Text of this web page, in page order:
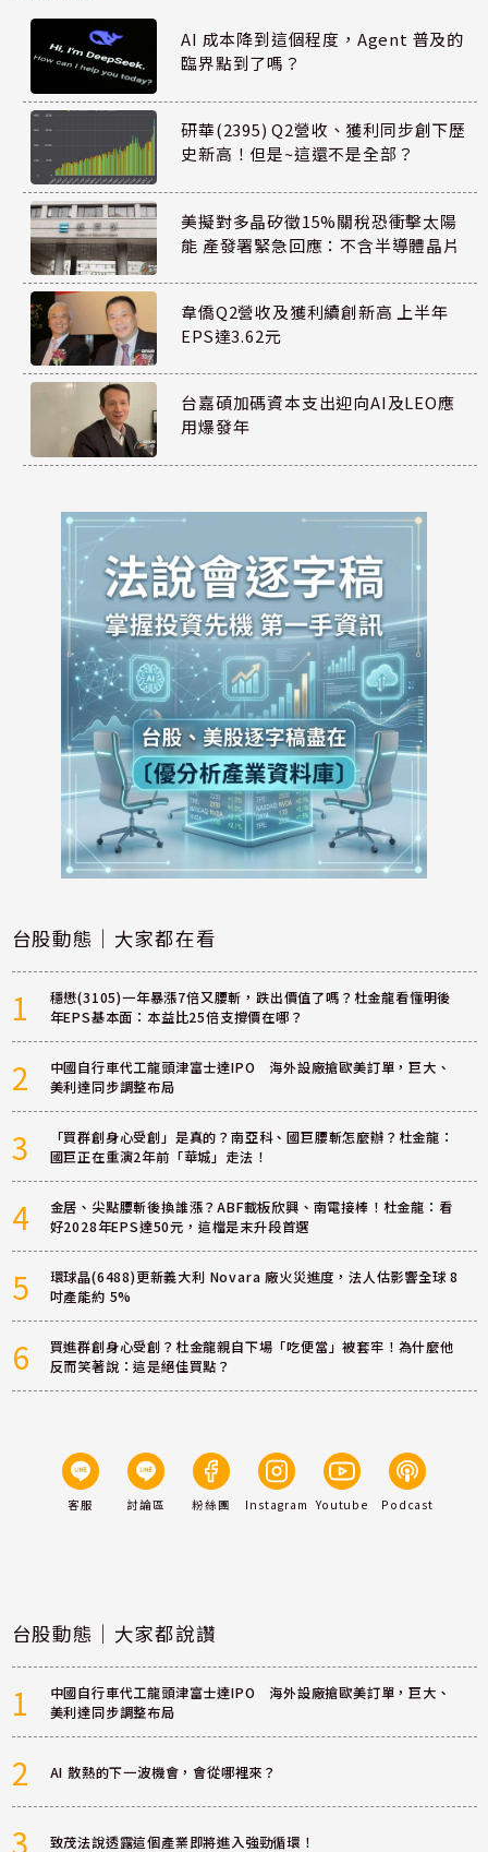
AI 成本降到這個程度，Agent 普及的
臨界點到了嗎？
研華(2395) Q2營收、獲利同步創下歷
史新高！但是~這還不是全部？
美擬對多晶矽徵15%關稅恐衝擊太陽
能 產發署緊急回應：不含半導體晶片
韋僑Q2營收及獲利續創新高 上半年
EPS達3.62元
台嘉碩加碼資本支出迎向AI及LEO應
用爆發年
台股動態｜大家都在看
1
穩懋(3105)一年暴漲7倍又腰斬，跌出價值了嗎？杜金龍看懂明後
年EPS基本面：本益比25倍支撐價在哪？
2
中國自行車代工龍頭津富士達IPO 海外設廠搶歐美訂單，巨大、
美利達同步調整布局
3
「買群創身心受創」是真的？南亞科、國巨腰斬怎麼辦？杜金龍：
國巨正在重演2年前「華城」走法！
4
金居、尖點腰斬後換誰漲？ABF載板欣興、南電接棒！杜金龍：看
好2028年EPS達50元，這檔是末升段首選
5
環球晶(6488)更新義大利 Novara 廠火災進度，法人估影響全球 8
吋產能約 5%
6
買進群創身心受創？杜金龍親自下場「吃便當」被套牢！為什麼他
反而笑著說：這是絕佳買點？
客服 討論區 粉絲團 Instagram Youtube Podcast
台股動態｜大家都說讚
1
中國自行車代工龍頭津富士達IPO 海外設廠搶歐美訂單，巨大、
美利達同步調整布局
2 AI 散熱的下一波機會，會從哪裡來？
3 致茂法說透露這個產業即將進入強勁循環！